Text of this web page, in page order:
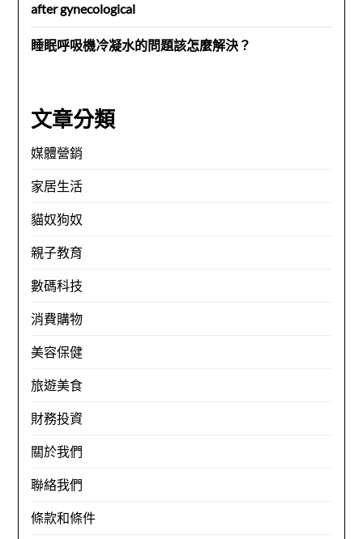
after gynecological
睡眠呼吸機冷凝水的問題該怎麼解決？
文章分類
媒體營銷
家居生活
貓奴狗奴
親子教育
數碼科技
消費購物
美容保健
旅遊美食
財務投資
關於我們
聯絡我們
條款和條件